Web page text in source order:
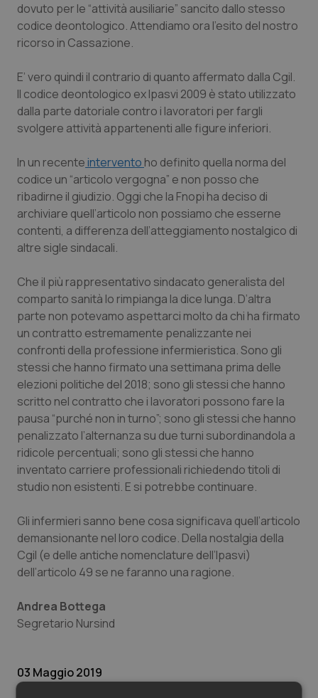
Marche
Molise
Piemonte
Provincia Autonoma di Bolzano
Provincia Autonoma di Trento
Puglia
Sardegna
Toscana
Umbria
Valle D’Aosta
Veneto
Donna & Salute
Epatiti
HIV
Infezioni & Febbre
Ipertensione & Scompenso
Malattie rare
Malattia di Crohn & Rettocolite Ulcerosa
Obesità
Oftalmologia
Oncodermatologia
Oncoematologia
Oncologia & Nutrizione
Psoriasi & pelle
Quotidiano Cardiologia
Quotidiano Chirurgia
Quotidiano Oncologia
Rene & patologie urogenitali
dovuto per le “attività ausiliarie” sancito dallo stesso
codice deontologico. Attendiamo ora l’esito del nostro
ricorso in Cassazione.
E’ vero quindi il contrario di quanto affermato dalla Cgil.
Il codice deontologico ex Ipasvi 2009 è stato utilizzato
dalla parte datoriale contro i lavoratori per fargli
svolgere attività appartenenti alle figure inferiori.
In un recenteintervento ho definito quella norma del
codice un “articolo vergogna” e non posso che
ribadirne il giudizio. Oggi che la Fnopi ha deciso di
archiviare quell’articolo non possiamo che esserne
contenti, a differenza dell’atteggiamento nostalgico di
altre sigle sindacali.
Che il più rappresentativo sindacato generalista del
comparto sanità lo rimpianga la dice lunga. D’altra
parte non potevamo aspettarci molto da chi ha firmato
un contratto estremamente penalizzante nei
confronti della professione infermieristica. Sono gli
stessi che hanno firmato una settimana prima delle
elezioni politiche del 2018; sono gli stessi che hanno
scritto nel contratto che i lavoratori possono fare la
pausa “purché non in turno”; sono gli stessi che hanno
penalizzato l’alternanza su due turni subordinandola a
ridicole percentuali; sono gli stessi che hanno
inventato carriere professionali richiedendo titoli di
studio non esistenti. E si potrebbe continuare.
Gli infermieri sanno bene cosa significava quell’articolo
demansionante nel loro codice. Della nostalgia della
Cgil (e delle antiche nomenclature dell’Ipasvi)
dell’articolo 49 se ne faranno una ragione.
Andrea Bottega
Segretario Nursind
03 Maggio 2019
© Riproduzione riservata